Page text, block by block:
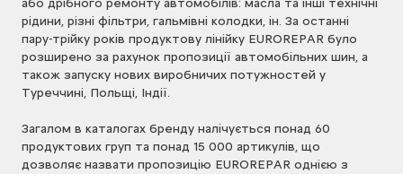
або дрібного ремонту автомобілів: масла та інші технічні
рідини, різні фільтри, гальмівні колодки, ін. За останні
пару-трійку років продуктову лінійку EUROREPAR було
розширено за рахунок пропозиції автомобільних шин, а
також запуску нових виробничих потужностей у
Туреччині, Польщі, Індії.
Загалом в каталогах бренду налічується понад 60
продуктових груп та понад 15 000 артикулів, що
дозволяє назвати пропозицію EUROREPAR однією з